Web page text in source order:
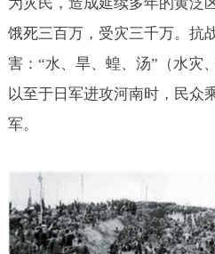
饿死三百万，受灾三千万。抗
害：“水、旱、蝗、汤”（水灾
以至于日军进攻河南时，民众
军。